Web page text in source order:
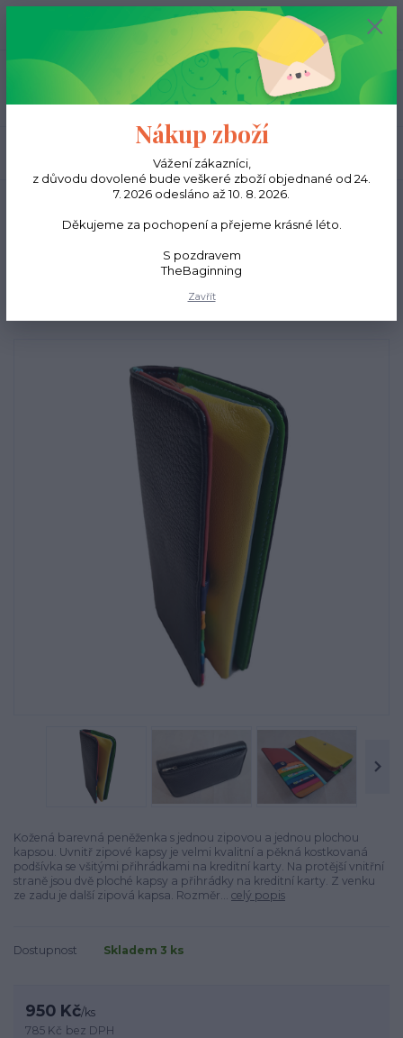
Menu
0,00 Kč
Peněženky Dámské peněženky
Dámská kožená peněženka
multicolor simple - černá
Dámská kožená peněženka
multicolor simple - černá
Kožená barevná peněženka s jednou zipovou a jednou plochou
kapsou. Uvnitř zipové kapsy je velmi kvalitní a pěkná kostkovaná
podšívka se všitými přihrádkami na kreditní karty. Na protější vnitřní
straně jsou dvě ploché kapsy a přihrádky na kreditní karty. Z venku
ze zadu je další zipová kapsa. Rozměr... celý popis
Dostupnost Skladem 3 ks
950 Kč/ks
785 Kč bez DPH
Nákup zboží
Vážení zákazníci,
z důvodu dovolené bude veškeré zboží objednané od 24.
7. 2026 odesláno až 10. 8. 2026.
Děkujeme za pochopení a přejeme krásné léto.
S pozdravem
TheBaginning
Zavřít